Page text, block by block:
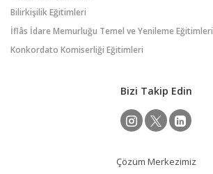
Bilirkişilik Eğitimleri
İflâs İdare Memurluğu Temel ve Yenileme Eğitimleri
Konkordato Komiserliği Eğitimleri
Bizi Takip Edin
Çözüm Merkezimiz